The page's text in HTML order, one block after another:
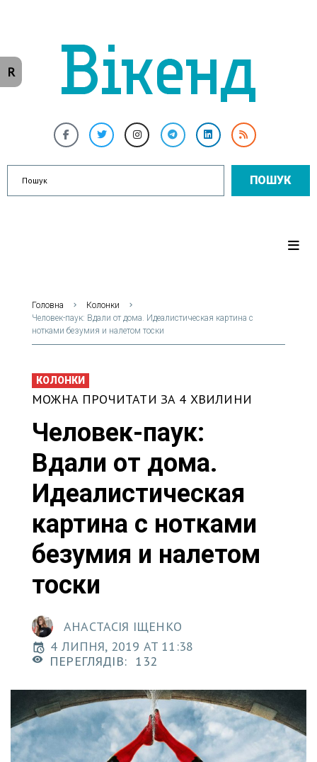
ПОШУК
Головна
Колонки
Человек-паук: Вдали от дома. Идеалистическая картина с
нотками безумия и налетом тоски
КОЛОНКИ
МОЖНА ПРОЧИТАТИ ЗА 4 ХВИЛИНИ
Человек-паук:
Вдали от дома.
Идеалистическая
картина с нотками
безумия и налетом
тоски
АНАСТАСІЯ ІЩЕНКО
4 ЛИПНЯ, 2019 AT 11:38
ПЕРЕГЛЯДІВ: 132
R